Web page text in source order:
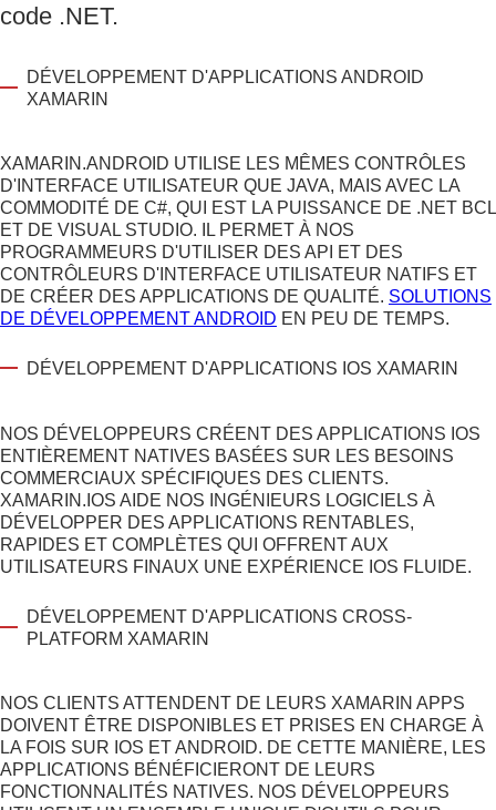
code .NET.
DÉVELOPPEMENT D'APPLICATIONS ANDROID
XAMARIN
XAMARIN.ANDROID UTILISE LES MÊMES CONTRÔLES
D'INTERFACE UTILISATEUR QUE JAVA, MAIS AVEC LA
COMMODITÉ DE C#, QUI EST LA PUISSANCE DE .NET BCL
ET DE VISUAL STUDIO. IL PERMET À NOS
PROGRAMMEURS D'UTILISER DES API ET DES
CONTRÔLEURS D'INTERFACE UTILISATEUR NATIFS ET
DE CRÉER DES APPLICATIONS DE QUALITÉ. SOLUTIONS
DE DÉVELOPPEMENT ANDROID EN PEU DE TEMPS.
DÉVELOPPEMENT D'APPLICATIONS IOS XAMARIN
NOS DÉVELOPPEURS CRÉENT DES APPLICATIONS IOS
ENTIÈREMENT NATIVES BASÉES SUR LES BESOINS
COMMERCIAUX SPÉCIFIQUES DES CLIENTS.
XAMARIN.IOS AIDE NOS INGÉNIEURS LOGICIELS À
DÉVELOPPER DES APPLICATIONS RENTABLES,
RAPIDES ET COMPLÈTES QUI OFFRENT AUX
UTILISATEURS FINAUX UNE EXPÉRIENCE IOS FLUIDE.
DÉVELOPPEMENT D'APPLICATIONS CROSS-
PLATFORM XAMARIN
NOS CLIENTS ATTENDENT DE LEURS XAMARIN APPS
DOIVENT ÊTRE DISPONIBLES ET PRISES EN CHARGE À
LA FOIS SUR IOS ET ANDROID. DE CETTE MANIÈRE, LES
APPLICATIONS BÉNÉFICIERONT DE LEURS
FONCTIONNALITÉS NATIVES. NOS DÉVELOPPEURS